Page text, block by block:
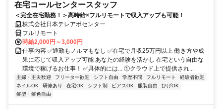
在宅コールセンタースタッフ
＜完全在宅勤務！＞高時給×フルリモートで収入アップも可能！
株式会社日本テレアポセンター
フルリモート
時給2,000円～3,000円
仕事内容 ✅通勤もノルマもなし ✅在宅で月収25万円以上 働き方や成
果に応じて収入アップ可能 あなたの経験を活かし 在宅という自由な
環境で稼げるお仕事！ ✅具体的には... ①クラウド上で提供され...
主婦・主夫歓迎 フリーター歓迎 シフト自由 学歴不問 フルリモート
経験者歓迎
ネイルOK
研修あり 在宅OK シフト制 ピアスOK 服装自由
ひげOK
髪型・髪色自由